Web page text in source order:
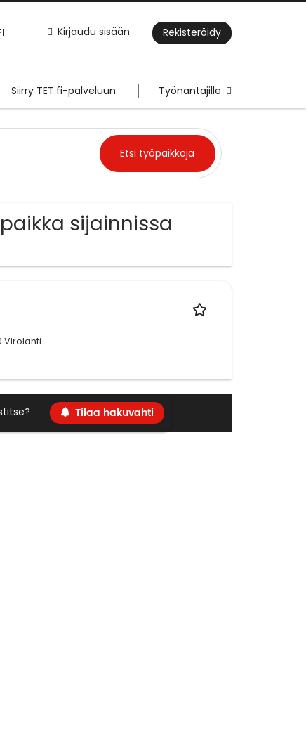
Kirjaudu sisään Rekisteröidy
Siirry TET.fi-palveluun Työnantajille
sijainnissa
Virolahti
Tilaa hakuvahti